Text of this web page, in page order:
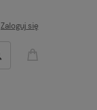
Zaloguj się